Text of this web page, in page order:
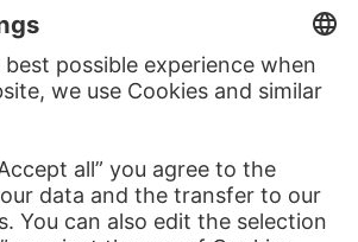
with a view of the Church of St Mary